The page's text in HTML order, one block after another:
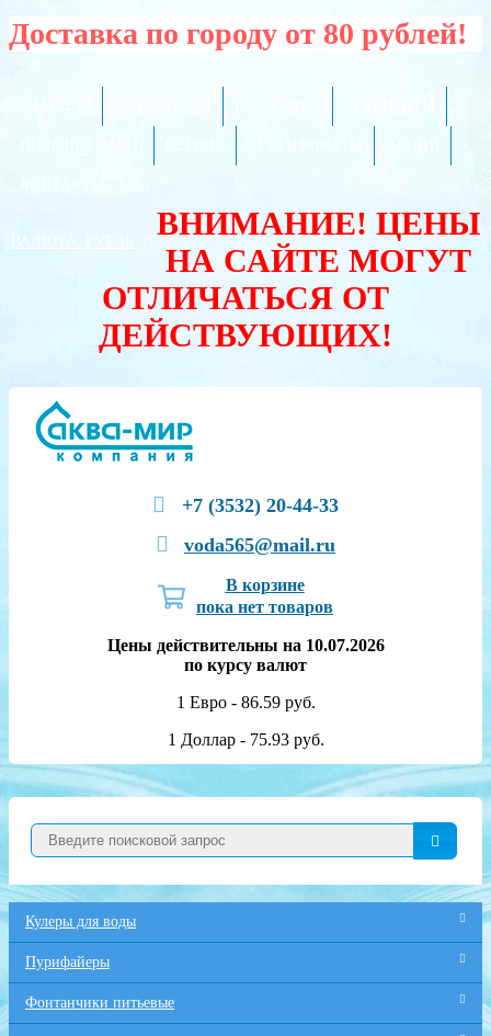
Доставка по городу от 80 рублей!
ВАЛЮТА:
ВНИМАНИЕ! ЦЕНЫ
НА САЙТЕ МОГУТ
ОТЛИЧАТЬСЯ ОТ
ДЕЙСТВУЮЩИХ!
+7 (3532) 20-44-33
voda565@mail.ru
В корзине
пока нет товаров
Цены действительны на 10.07.2026
по курсу валют
1 Евро - 86.59 руб.
1 Доллар - 75.93 руб.
Кулеры для воды
Пурифайеры
Фонтанчики питьевые